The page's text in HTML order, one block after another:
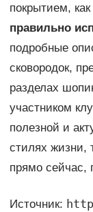
покрытием,
правильно
подробные
сковородок,
разделах
участником
полезной и
стилях жизни,
прямо сейчас,
Источник: